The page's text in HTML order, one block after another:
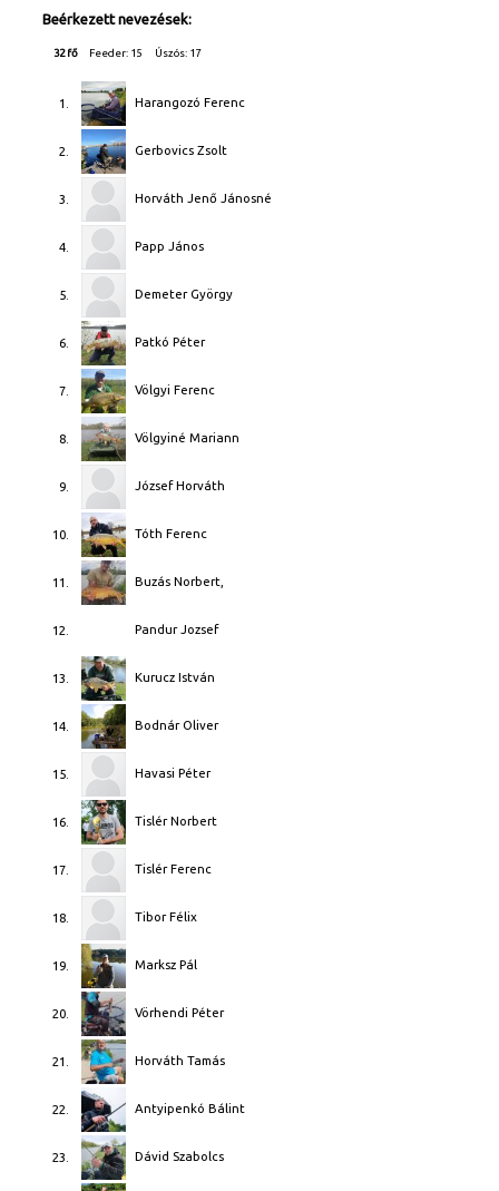
Beérkezett nevezések:
32 fő Feeder: 15 Úszós: 17
1. Harangozó Ferenc
2. Gerbovics Zsolt
3. Horváth Jenő Jánosné
4. Papp János
5. Demeter György
6. Patkó Péter
7. Völgyi Ferenc
8. Völgyiné Mariann
9. József Horváth
10. Tóth Ferenc
11. Buzás Norbert,
12. Pandur Jozsef
13. Kurucz István
14. Bodnár Oliver
15. Havasi Péter
16. Tislér Norbert
17. Tislér Ferenc
18. Tibor Félix
19. Marksz Pál
20. Vörhendi Péter
21. Horváth Tamás
22. Antyipenkó Bálint
23. Dávid Szabolcs